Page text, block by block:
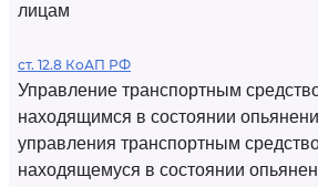
лицам
ст. 12.8 КоАП РФ
Управление транспортным
находящимся в состоянии
управления транспортным
находящемуся в состоянии